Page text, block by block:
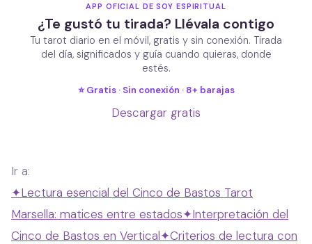
APP OFICIAL DE SOY ESPIRITUAL
¿Te gustó tu tirada? Llévala contigo
Tu tarot diario en el móvil, gratis y sin conexión. Tirada
del día, significados y guía cuando quieras, donde
estés.
⭐ Gratis · Sin conexión · 8+ barajas
Descargar gratis
Ir a:
✦Lectura esencial del Cinco de Bastos Tarot
Marsella: matices entre estados✦Interpretación del
Cinco de Bastos en Vertical✦Criterios de lectura con